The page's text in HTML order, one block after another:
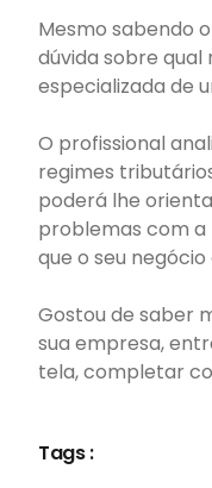
Mesmo sabendo
dúvida sobre qual
especializada de
O profissional
regimes
poderá lhe
problemas com a
que o seu negócio
Gostou de saber
sua empresa,
tela, completar
Tags :